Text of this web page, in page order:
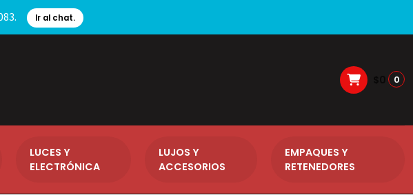
Ir al chat.
0
LUCES Y
ELECTRÓNICA
LUJOS Y
ACCESORIOS
EMPAQUES Y
RETENEDORES